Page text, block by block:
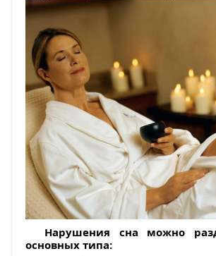
Нарушения сна можно
основных типа: